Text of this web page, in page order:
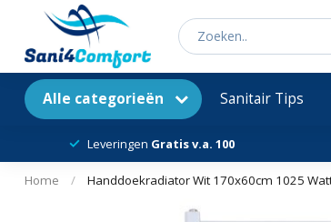
Alle categorieën Sanitair Tips
Leveringen Gratis v.a. 100
Home / Handdoekradiator Wit 170x60cm 1025